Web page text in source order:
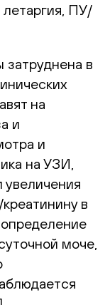
летаргия, ПУ/
в
на
и
и
на УЗИ,
в
моче,